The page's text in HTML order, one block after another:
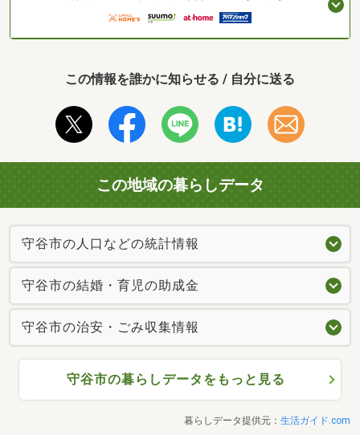
この情報を誰かに知らせる / 自分に送る
この地域の暮らしデータ
守谷市の人口などの統計情報
守谷市の結婚・育児の助成金
守谷市の治安・ごみ収集情報
守谷市の暮らしデータをもっと見る
暮らしデータ提供元： 生活ガイド.com